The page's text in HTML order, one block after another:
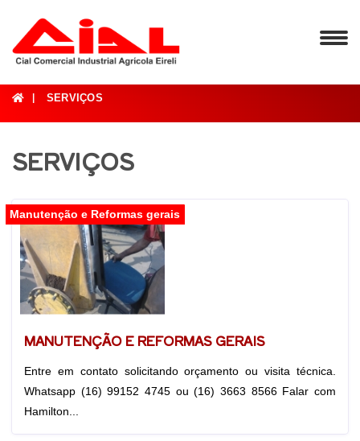
SERVIÇOS
SERVIÇOS
Manutenção e Reformas gerais
MANUTENÇÃO E REFORMAS GERAIS
Entre em contato solicitando orçamento ou visita técnica.
Whatsapp (16) 99152 4745 ou (16) 3663 8566 Falar com
Hamilton...